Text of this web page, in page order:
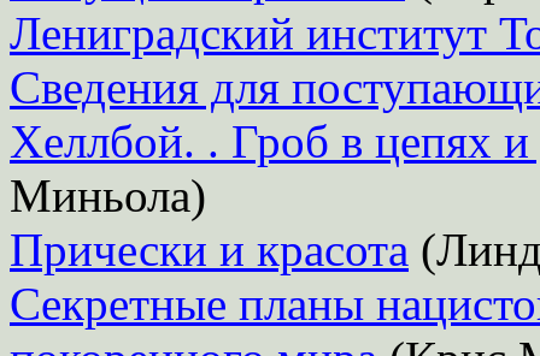
Лениградский институт
Сведения для
Хеллбой. . Гроб в цепях и
Миньола)
Прически и красота
Секретные планы